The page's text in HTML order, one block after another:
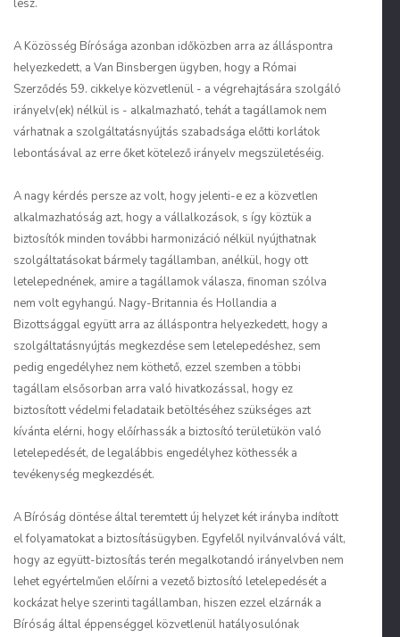
lesz.
A Közösség Bírósága azonban időközben arra az álláspontra
helyezkedett, a Van Binsbergen ügyben, hogy a Római
Szerződés 59. cikkelye közvetlenül - a végrehajtására szolgáló
irányelv(ek) nélkül is - alkalmazható, tehát a tagállamok nem
várhatnak a szolgáltatásnyújtás szabadsága előtti korlátok
lebontásával az erre őket kötelező irányelv megszületéséig.
A nagy kérdés persze az volt, hogy jelenti-e ez a közvetlen
alkalmazhatóság azt, hogy a vállalkozások, s így köztük a
biztosítók minden további harmonizáció nélkül nyújthatnak
szolgáltatásokat bármely tagállamban, anélkül, hogy ott
letelepednének, amire a tagállamok válasza, finoman szólva
nem volt egyhangú. Nagy-Britannia és Hollandia a
Bizottsággal együtt arra az álláspontra helyezkedett, hogy a
szolgáltatásnyújtás megkezdése sem letelepedéshez, sem
pedig engedélyhez nem köthető, ezzel szemben a többi
tagállam elsősorban arra való hivatkozással, hogy ez
biztosított védelmi feladataik betöltéséhez szükséges azt
kívánta elérni, hogy előírhassák a biztosító területükön való
letelepedését, de legalábbis engedélyhez köthessék a
tevékenység megkezdését.
A Bíróság döntése által teremtett új helyzet két irányba indított
el folyamatokat a biztosításügyben. Egyfelől nyilvánvalóvá vált,
hogy az együtt-biztosítás terén megalkotandó irányelvben nem
lehet egyértelműen előírni a vezető biztosító letelepedését a
kockázat helye szerinti tagállamban, hiszen ezzel elzárnák a
Bíróság által éppenséggel közvetlenül hatályosulónak